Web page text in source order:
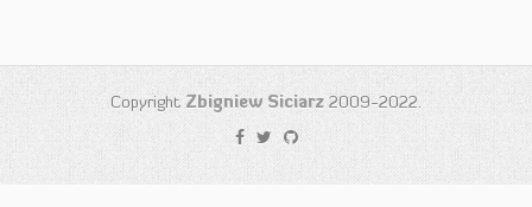
Copyright Zbigniew Siciarz 2009-2022.